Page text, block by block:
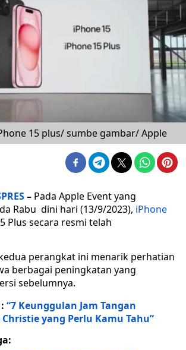
15 plus/ sumbe gambar/ Apple
– Pada Apple Event yang
Rabu dini hari (13/9/2023), iPhone
Plus secara resmi telah
perangkat ini menarik perhatian
berbagai peningkatan yang
sebelumnya.
“7 Keunggulan Jam Tangan
yang Perlu Kamu Tahu”